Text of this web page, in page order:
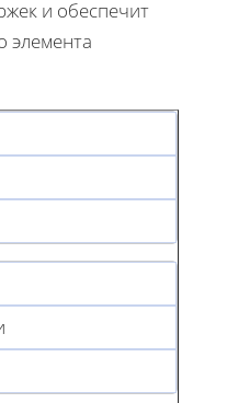
и обеспечит
элемента